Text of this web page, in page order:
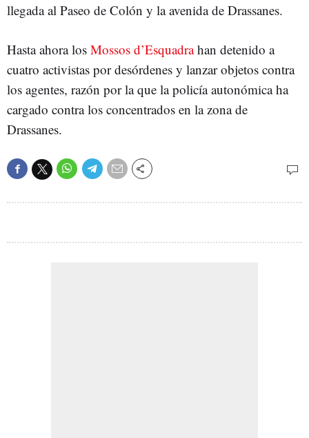
llegada al Paseo de Colón y la avenida de Drassanes.
Hasta ahora los Mossos d’Esquadrahan detenido a
cuatro activistas por desórdenes y lanzar objetos contra
los agentes, razón por la que la policía autonómica ha
cargado contra los concentrados en la zona de
Drassanes.